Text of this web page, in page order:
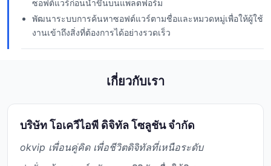
ซอฟต์แวร์ก่อนนำขึ้นบนแพลตฟอร์ม
พัฒนาระบบการค้นหาซอฟต์แวร์ตามชื่อและหมวดหมู่เพื่อให้ผู้ใช้
งานเข้าถึงสิ่งที่ต้องการได้อย่างรวดเร็ว
เกี่ยวกับเรา
บริษัท โอเควีไอพี ดิจิทัล โซลูชัน จำกัด
okvip เพื่อนคู่คิด เพื่อชีวิตดิจิทัลที่เหนือระดับ